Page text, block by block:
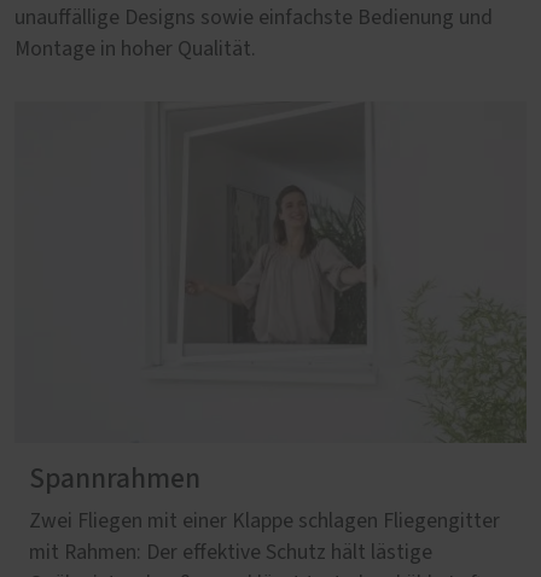
unauffällige Designs sowie einfachste Bedienung und
Montage in hoher Qualität.
Spannrahmen
Zwei Fliegen mit einer Klappe schlagen Fliegengitter
mit Rahmen: Der effektive Schutz hält lästige